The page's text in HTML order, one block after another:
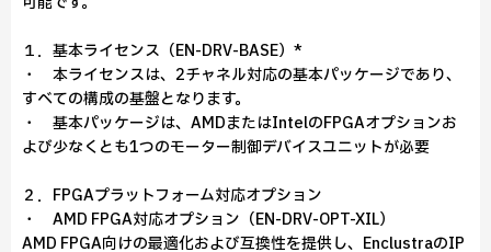
１．基本ライセンス（EN-DRV-BASE）*
・ 本ライセンスは、2チャネル対応の基本パッケージであり、
すべての構成の基盤となります。
・ 基本パッケージは、AMDまたはIntelのFPGAオプションお
よび少なくとも1つのモーター制御デバイスユニットが必要
２．FPGAプラットフォーム対応オプション
・ AMD FPGA対応オプション（EN-DRV-OPT-XIL）
AMD FPGA向けの最適化および互換性を提供し、EnclustraのIP